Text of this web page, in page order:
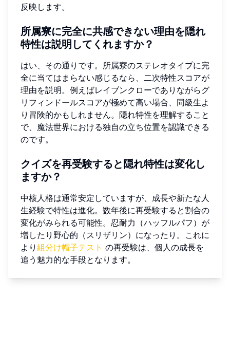
反映します。
所属寮に完全に共感できない理由を隠れ
特性は説明してくれますか？
はい、その通りです。所属寮のステレオタイプに完
全に当てはまらない感じるなら、二次特性スコアが
理由を説明。例えばレイブンクローでありながらグ
リフィンドールスコアが極めて高い場合、同級生よ
り冒険的かもしれません。隠れ特性を理解すること
で、魔法世界における独自の立ち位置を認識できる
のです。
クイズを再受験すると隠れ特性は変化し
ますか？
中核人格は通常安定していますが、成長や新たな人
生経験で特性は進化。数年後に再受験すると割合の
変化がみられる可能性。忍耐力（ハッフルパフ）が
増したり野心的（スリザリン）になったり。これに
より 組分け帽子テスト の再受験は、個人の成長を
追う魅力的な手段となります。